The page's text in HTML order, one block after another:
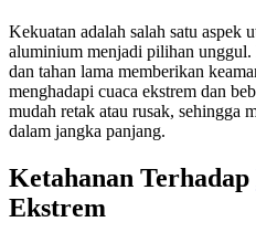
Kekuatan adalah salah satu aspek
aluminium menjadi pilihan
dan tahan lama memberikan
menghadapi cuaca ekstrem dan
mudah retak atau rusak, sehingga
dalam jangka panjang.
Ketahanan Terhadap
Ekstrem